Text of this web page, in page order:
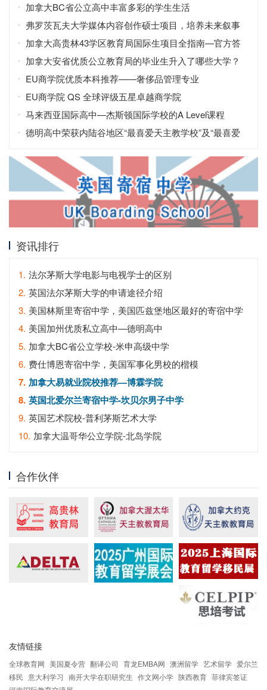
加拿大BC省公立高中丰富多彩的学生生活
弗罗茨瓦夫大学媒体内容创作硕士项目，培养未来叙事
者
加拿大高贵林43学区教育局国际生项目全指南—官方答
疑手册（中英对照版）
加拿大安省优质公立教育局的毕业生升入了哪些大学？
EU商学院优质本科推荐——奢侈品管理专业
EU商学院 QS 全球评级五星卓越商学院
马来西亚国际高中—杰斯顿国际学校的A Level课程
德明高中荣获内陆谷地区“最喜爱天主教学校”及“最喜爱
资讯排行
1. 法尔茅斯大学电影与电视学士的区别
2. 英国法尔茅斯大学的申请途径介绍
3. 美国林斯里寄宿中学，美国匹兹堡地区最好的寄宿中学
4. 美国加州优质私立高中—德明高中
5. 加拿大BC省公立学校-米申高级中学
6. 费仕博恩寄宿中学，美国军事化男校的楷模
7. 加拿大易就业院校推荐—博霖学院
8. 英国北爱尔兰寄宿中学-坎贝尔男子中学
9. 英国艺术院校-普利茅斯艺术大学
10. 加拿大温哥华公立学院-北岛学院
合作伙伴
友情链接
全球教育网 美国夏令营 翻译公司 育龙EMBA网 澳洲留学 艺术留学 爱尔兰
移民 意大利学习 南开大学在职研究生 作文网小学 陕西教育 菲律宾签证